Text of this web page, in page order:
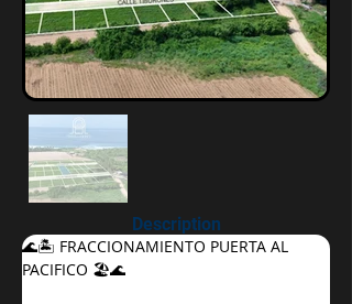
Description
🌊🏝️ FRACCIONAMIENTO PUERTA AL
PACIFICO 🏖️🌊